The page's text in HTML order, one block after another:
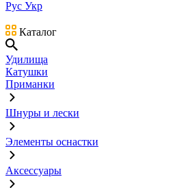
Рус Укр
Каталог
Удилища
Катушки
Приманки
Шнуры и лески
Элементы оснастки
Аксессуары